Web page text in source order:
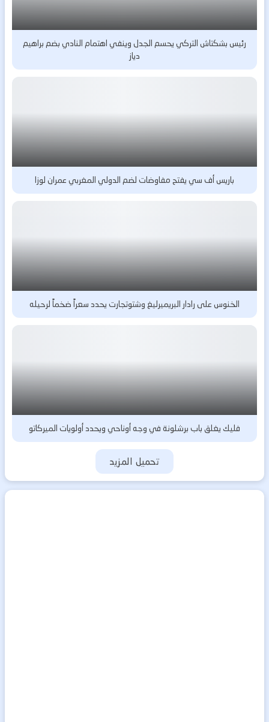
رئيس بشكتاش التركي يحسم الجدل وينفي اهتمام النادي بضم براهيم
دياز
باريس أف سي يفتح مفاوضات لضم الدولي المغربي عمران لوزا
الخنوس على رادار البريميرليغ وشتوتجارت يحدد سعراً ضخماً لرحيله
فليك يغلق باب برشلونة في وجه أوناحي ويحدد أولويات الميركاتو
تحميل المزيد